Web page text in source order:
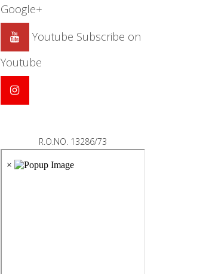
Google+
Youtube Subscribe on
Youtube
R.O.NO. 13286/73